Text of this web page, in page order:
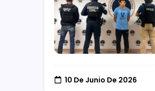
10 De Junio De 2026